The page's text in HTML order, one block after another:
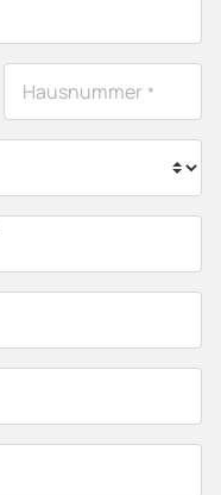
Hausnummer *